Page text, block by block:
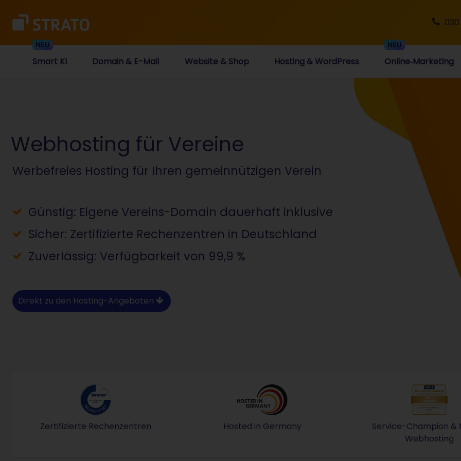
Smart KI Domain & E-Mail Website & Shop Hosting & WordPress Online‑Marketing
Webhosting für Vereine
Werbefreies Hosting für Ihren gemeinnützigen Verein
Günstig: Eigene Vereins-Domain dauerhaft inklusive
Sicher: Zertifizierte Rechenzentren in Deutschland
Zuverlässig: Verfügbarkeit von 99,9 %
Direkt zu den Hosting-Angeboten
Zertifizierte Rechenzentren
Hosted in Germany
Bei STRATO können Sie sicher sein, dass Ihre
Service-Champion &
Webhosting